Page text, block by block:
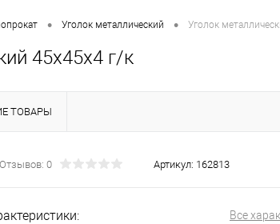
• Уголок металлический • Уголок
45х45х4 г/к
ТОВАРЫ
Отзывов: 0 Артикул: 162813
Все